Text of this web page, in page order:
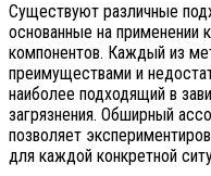
Существуют различные
основанные на применении
компонентов. Каждый из
преимуществами и
наиболее подходящий в
загрязнения. Обширный
позволяет
для каждой конкретной